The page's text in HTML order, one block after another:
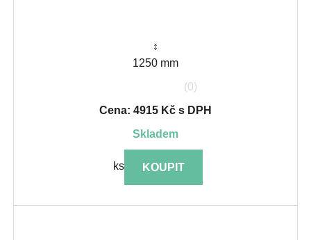
↕
1250 mm
(0)
Cena: 4915 Kč s DPH
skladem
ks KOUPIT